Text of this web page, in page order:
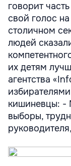
говорит
свой голос
столичном
людей
их детям
агентства
кишиневцы: -
выборы,